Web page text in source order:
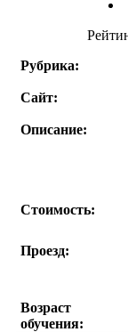
Рубрика:
Сайт:
Описание:
Стоимость:
Проезд:
Возраст
обучения: